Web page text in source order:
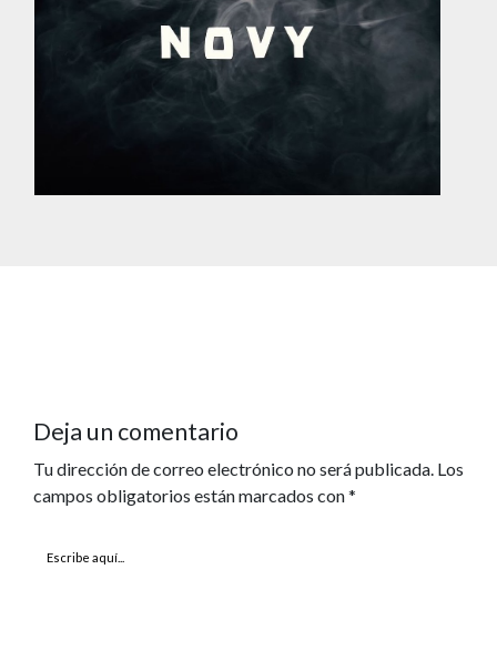
Deja un comentario
Tu dirección de correo electrónico no será publicada. Los
campos obligatorios están marcados con*
Escribe